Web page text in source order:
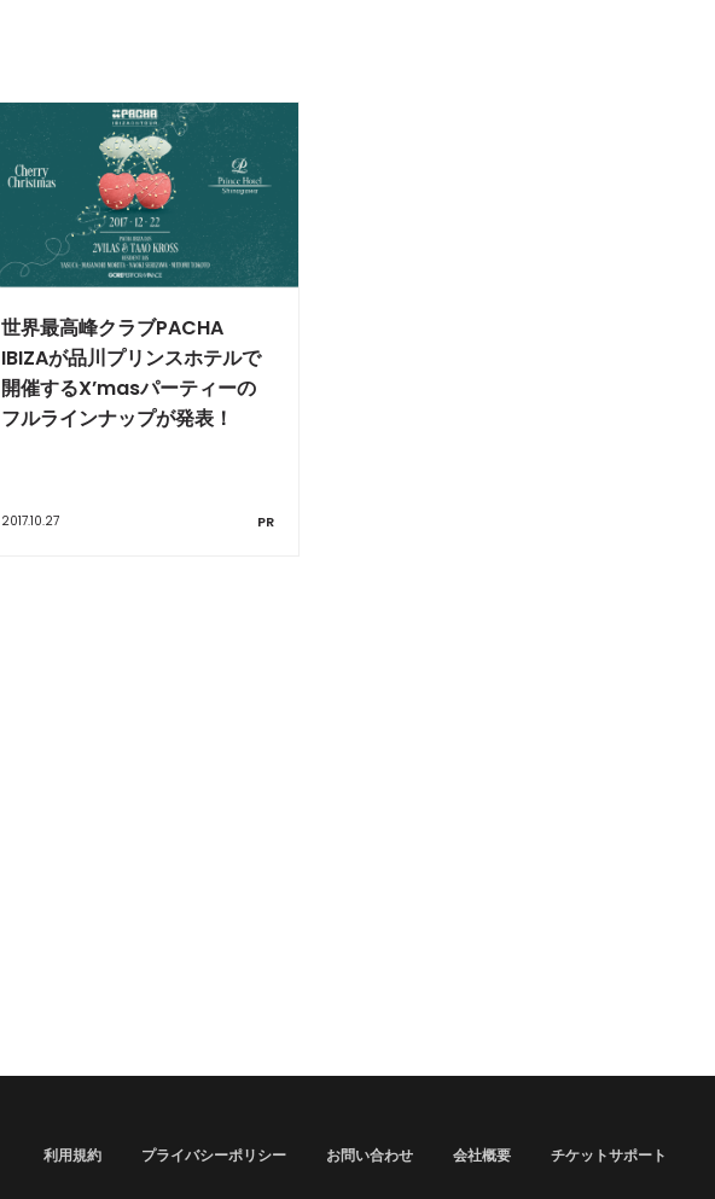
世界最高峰クラブPACHA
IBIZAが品川プリンスホテルで
開催するX’masパーティーの
フルラインナップが発表！
2017.10.27 PR
利用規約 プライバシーポリシー お問い合わせ 会社概要 チケットサポート